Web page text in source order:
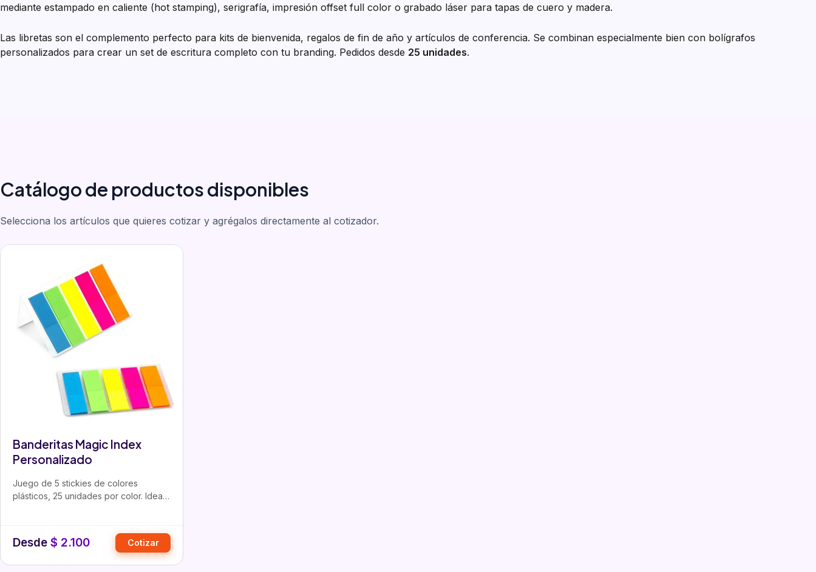
mediante estampado en caliente (hot stamping), serigrafía, impresión offset full color o grabado láser para tapas de cuero y madera.
Las libretas son el complemento perfecto para kits de bienvenida, regalos de fin de año y artículos de conferencia. Se combinan especialmente bien con bolígrafos
personalizados para crear un set de escritura completo con tu branding. Pedidos desde 25 unidades.
Catálogo de productos disponibles
Selecciona los artículos que quieres cotizar y agrégalos directamente al cotizador.
Banderitas Magic Index
Personalizado
Juego de 5 stickies de colores
plásticos, 25 unidades por color. Ideal
Desde $ 2.100 Cotizar